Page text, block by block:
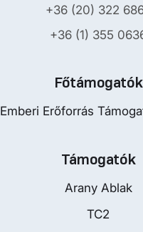
+36 (20) 322
+36 (1) 355
Főtámogatók
Emberi Erőforrás
Támogatók
Arany Ablak
TC2